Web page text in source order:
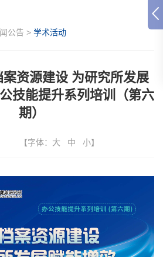
公告 > 学术活动
资源建设 为研究所发展
技能提升系列培训（第六
期）
【字体： 大 中 小】